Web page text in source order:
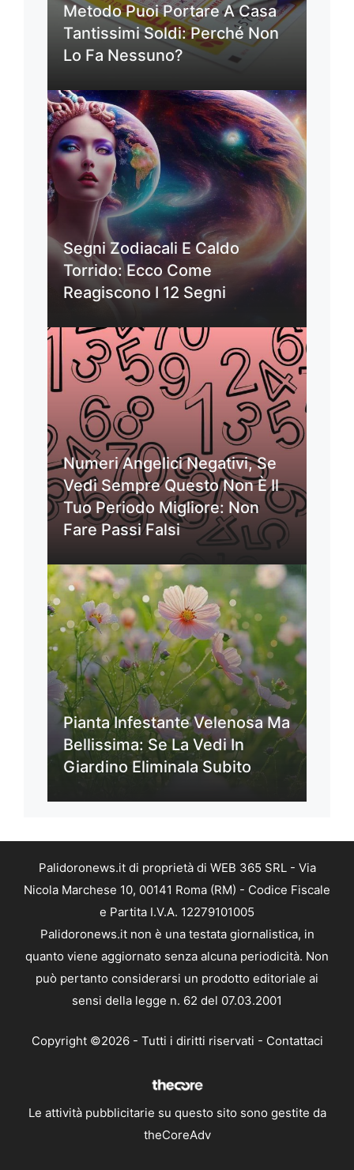
Metodo Puoi Portare A Casa
Tantissimi Soldi: Perché Non
Lo Fa Nessuno?
Segni Zodiacali E Caldo
Torrido: Ecco Come
Reagiscono I 12 Segni
Numeri Angelici Negativi, Se
Vedi Sempre Questo Non È Il
Tuo Periodo Migliore: Non
Fare Passi Falsi
Pianta Infestante Velenosa Ma
Bellissima: Se La Vedi In
Giardino Eliminala Subito
Palidoronews.it di proprietà di WEB 365 SRL - Via
Nicola Marchese 10, 00141 Roma (RM) - Codice Fiscale
e Partita I.V.A. 12279101005
Palidoronews.it non è una testata giornalistica, in
quanto viene aggiornato senza alcuna periodicità. Non
può pertanto considerarsi un prodotto editoriale ai
sensi della legge n. 62 del 07.03.2001
Copyright ©2026 - Tutti i diritti riservati - Contattaci
Le attività pubblicitarie su questo sito sono gestite da
theCoreAdv